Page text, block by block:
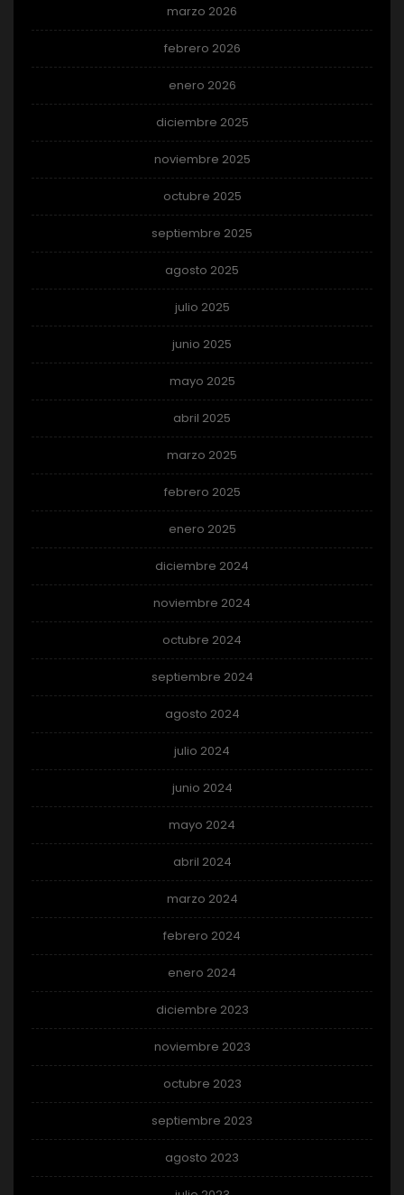
marzo 2026
febrero 2026
enero 2026
diciembre 2025
noviembre 2025
octubre 2025
septiembre 2025
agosto 2025
julio 2025
junio 2025
mayo 2025
abril 2025
marzo 2025
febrero 2025
enero 2025
diciembre 2024
noviembre 2024
octubre 2024
septiembre 2024
agosto 2024
julio 2024
junio 2024
mayo 2024
abril 2024
marzo 2024
febrero 2024
enero 2024
diciembre 2023
noviembre 2023
octubre 2023
septiembre 2023
agosto 2023